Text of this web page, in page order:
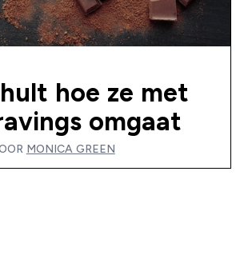
hoe ze met
omgaat
MONICA GREEN